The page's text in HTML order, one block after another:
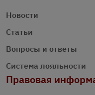
Новости
Статьи
Вопросы и ответы
Система лояльности
Правовая